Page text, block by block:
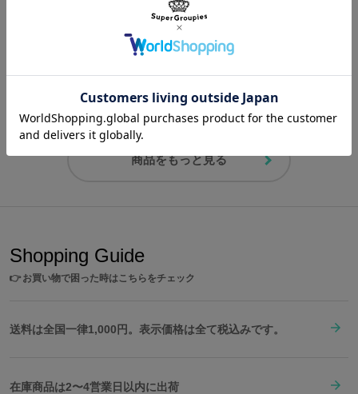
¥25,300
商品をもっと見る
Shopping Guide
👉お買い物で困った時はこちらをチェック
送料は全国一律1,000円。表示価格は全て税込みです。
在庫商品は2〜4営業日以内に出荷